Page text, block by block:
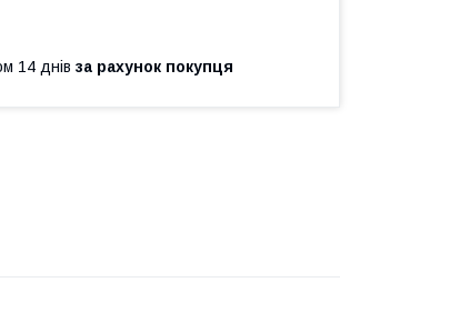
14 днів за рахунок покупця